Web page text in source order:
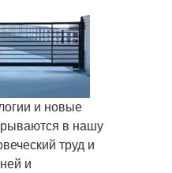
производителей
автоматики
для
ворот
и новые
в нашу
труд и
и